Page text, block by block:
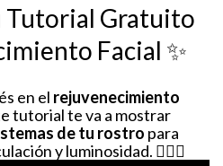
Tutorial Gratuito
Facial ✨
en el rejuvenecimiento
tutorial te va a mostrar
de tu rostro para
y luminosidad. 💆‍♀️✨